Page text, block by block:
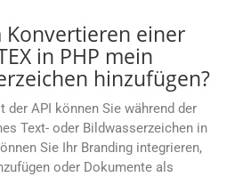
Konvertieren einer
in PHP mein
hinzufügen?
API können Sie während der
Text- oder Bildwasserzeichen in
Sie Ihr Branding integrieren,
oder Dokumente als